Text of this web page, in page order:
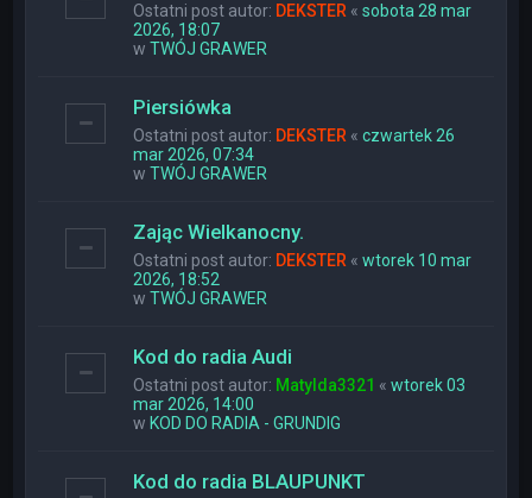
Ostatni post autor: DEKSTER «sobota 28 mar
2026, 18:07
wTWÓJ GRAWER
Piersiówka
Ostatni post autor: DEKSTER «czwartek 26
mar 2026, 07:34
wTWÓJ GRAWER
Zając Wielkanocny.
Ostatni post autor: DEKSTER «wtorek 10 mar
2026, 18:52
wTWÓJ GRAWER
Kod do radia Audi
Ostatni post autor: Matylda3321 «wtorek 03
mar 2026, 14:00
w KOD DO RADIA - GRUNDIG
Kod do radia BLAUPUNKT